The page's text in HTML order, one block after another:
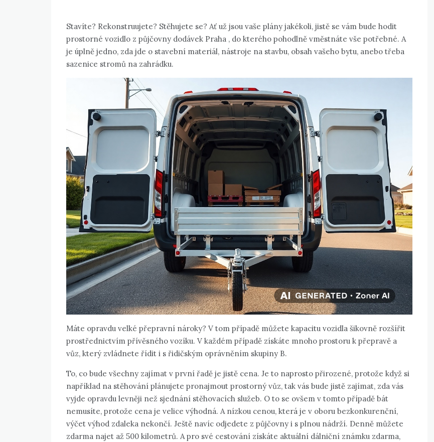
Stavíte? Rekonstruujete? Stěhujete se? Ať už jsou vaše plány jakékoli, jistě se vám bude hodit
prostorné vozidlo z půjčovny dodávek Praha , do kterého pohodlně vměstnáte vše potřebné. A
je úplně jedno, zda jde o stavební materiál, nástroje na stavbu, obsah vašeho bytu, anebo třeba
sazenice stromů na zahrádku.
Máte opravdu velké přepravní nároky? V tom případě můžete kapacitu vozidla šikovně rozšířit
prostřednictvím přívěsného vozíku. V každém případě získáte mnoho prostoru k přepravě a
vůz, který zvládnete řídit i s řidičským oprávněním skupiny B.
To, co bude všechny zajímat v první řadě je jistě cena. Je to naprosto přirozené, protože když si
například na stěhování plánujete pronajmout prostorný vůz, tak vás bude jistě zajímat, zda vás
vyjde opravdu levněji než sjednání stěhovacích služeb. O to se ovšem v tomto případě bát
nemusíte, protože cena je velice výhodná. A nízkou cenou, která je v oboru bezkonkurenční,
výčet výhod zdaleka nekončí. Ještě navíc odjedete z půjčovny i s plnou nádrží. Denně můžete
zdarma najet až 500 kilometrů. A pro své cestování získáte aktuální dálniční známku zdarma,